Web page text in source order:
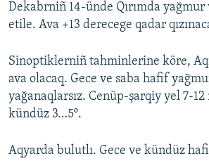
QOŞULIÑIZ!
RFE/RS bütün saytları
Dekabrniñ 14-ünde Qırımda
etile. Ava +13 derecege qadar
Sinoptiklerniñ tahminlerine köre,
ava olacaq. Gece ve saba hafif
yağanaqlarsız. Cenüp-şarqiy yel 7-
kündüz 3…5º.
Aqyarda bulutlı. Gece ve kündüz